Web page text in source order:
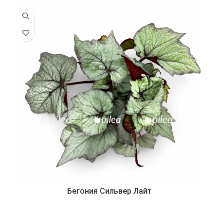
Бегония Сильвер Лайт